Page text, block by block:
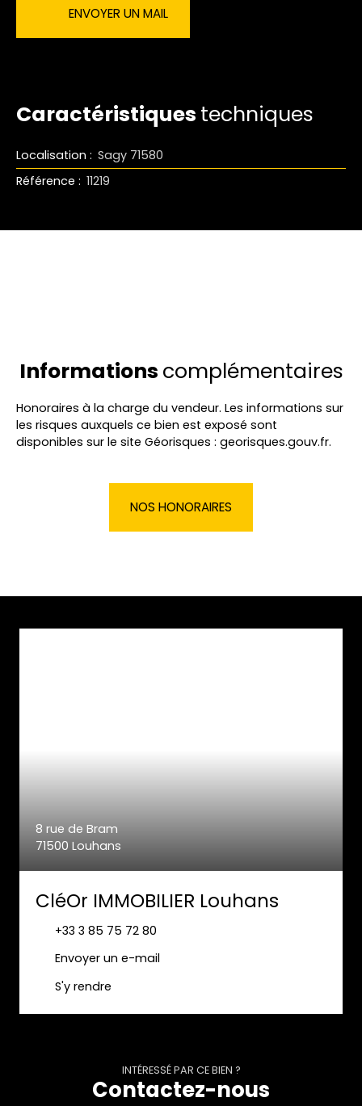
ENVOYER UN MAIL
Caractéristiques techniques
Localisation : Sagy 71580
Référence : 11219
Informations complémentaires
Honoraires à la charge du vendeur. Les informations sur
les risques auxquels ce bien est exposé sont
disponibles sur le site Géorisques : georisques.gouv.fr.
NOS HONORAIRES
8 rue de Bram
71500 Louhans
CléOr IMMOBILIER Louhans
+33 3 85 75 72 80
Envoyer un e-mail
S'y rendre
INTÉRESSÉ PAR CE BIEN ?
Contactez-nous